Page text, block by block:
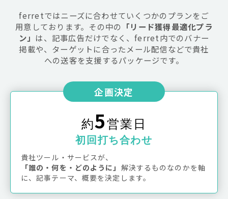
ferretではニーズに合わせていくつかのプランをご
用意しております。その中の 「リード獲得最適化プラ
ン」 は、記事広告だけでなく、ferret内でのバナー
掲載や、ターゲットに合ったメール配信などで貴社
への送客を支援するパッケージです。
企画決定
約5営業日
初回打ち合わせ
貴社ツール・サービスが、
「誰の・何を・どのように」 解決するものなのかを軸
に、記事テーマ、概要を決定します。